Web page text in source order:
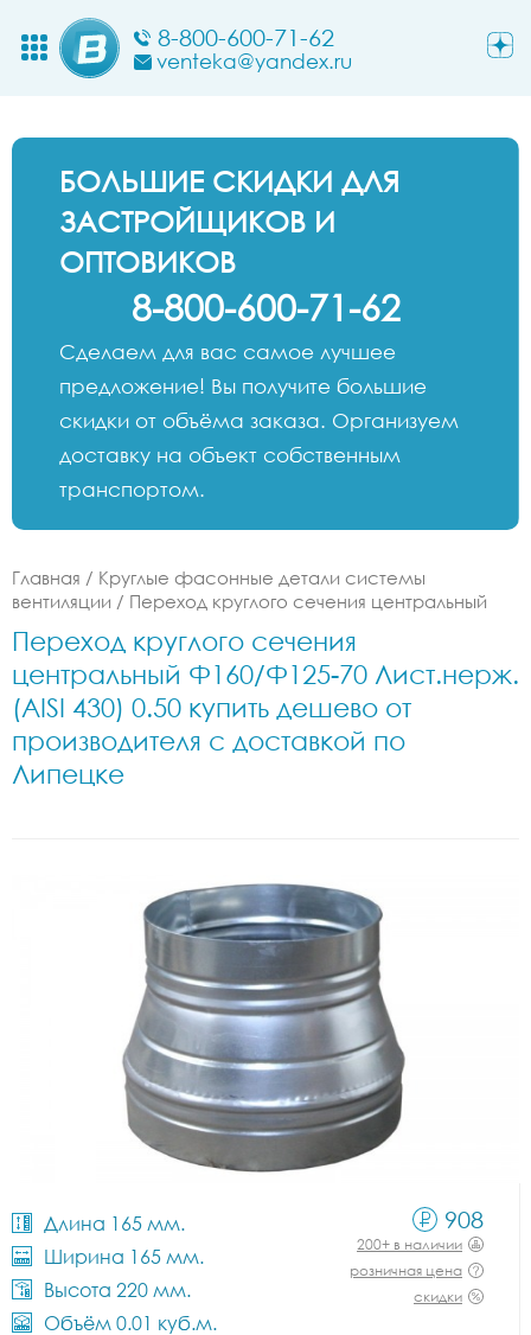
8-800-600-71-62
venteka@yandex.ru
БОЛЬШИЕ СКИДКИ ДЛЯ
ЗАСТРОЙЩИКОВ И
ОПТОВИКОВ
8-800-600-71-62
Сделаем для вас самое лучшее
предложение! Вы получите большие
скидки от объёма заказа. Организуем
доставку на объект собственным
транспортом.
Главная / Круглые фасонные детали системы
вентиляции / Переход круглого сечения центральный
Переход круглого сечения
центральный Ф160/Ф125-70 Лист.нерж.
(AISI 430) 0.50 купить дешево от
производителя с доставкой по
Липецке
Длина 165 мм.
Ширина 165 мм.
Высота 220 мм.
Объём 0.01 куб.м.
908
200+ в наличии
розничная цена
скидки